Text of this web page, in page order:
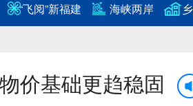
“飞阅”新福建 海峡两岸
价基础更趋稳固